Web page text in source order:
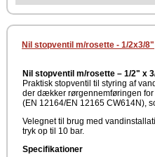
Nil stopventil m/rosette - 1/2x3/8"
Nil stopventil m/rosette – 1/2" x
Praktisk stopventil til styring af
der dækker rørgennemføringen
(EN 12164/EN 12165 CW614N),
Velegnet til brug med
tryk op til 10 bar.
Specifikationer